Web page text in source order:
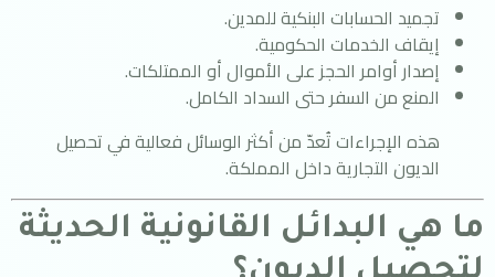
تجميد الحسابات البنكية للمدين.
إيقاف الخدمات الحكومية.
إصدار أوامر الحجز على الأموال أو الممتلكات.
المنع من السفر حتى السداد الكامل.
هذه الإجراءات تُعدّ من أكثر الوسائل فعالية في تحصيل
الديون التجارية داخل المملكة.
ما هي البدائل القانونية الحديثة